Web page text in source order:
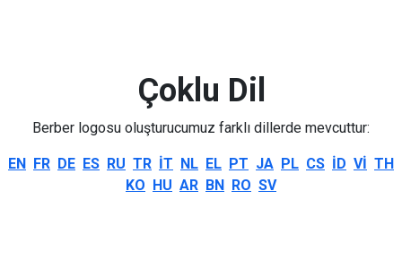
Çoklu Dil
Berber logosu oluşturucumuz farklı dillerde mevcuttur:
EN FR DE ES RU TR IT NL EL PT JA PL CS ID VI TH
KO HU AR BN RO SV